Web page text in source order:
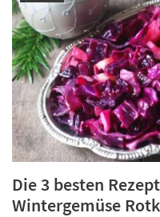
Die 3 besten
Wintergemüse